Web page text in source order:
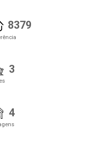
8379
3
4